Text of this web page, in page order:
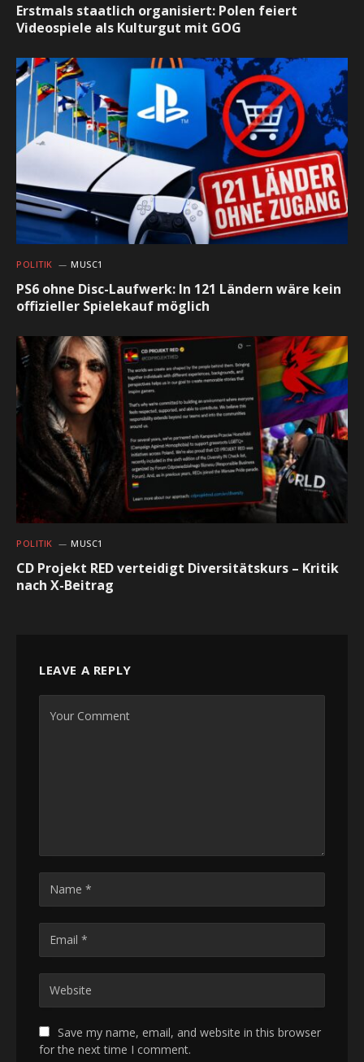
Erstmals staatlich organisiert: Polen feiert
Videospiele als Kulturgut mit GOG
POLITIK MUSC1
PS6 ohne Disc-Laufwerk: In 121 Ländern wäre kein
offizieller Spielekauf möglich
POLITIK MUSC1
CD Projekt RED verteidigt Diversitätskurs – Kritik
nach X-Beitrag
LEAVE A REPLY
Save my name, email, and website in this browser
for the next time I comment.